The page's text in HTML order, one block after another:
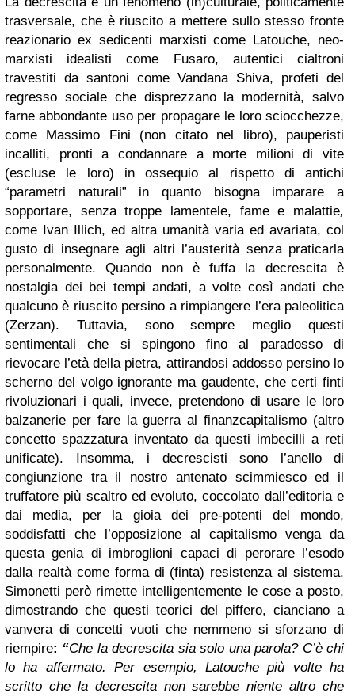
trasversale, che è riuscito a mettere sullo stesso fronte
reazionario ex sedicenti marxisti come Latouche, neo-
marxisti idealisti come Fusaro, autentici cialtroni
travestiti da santoni come Vandana Shiva, profeti del
regresso sociale che disprezzano la modernità, salvo
farne abbondante uso per propagare le loro sciocchezze,
come Massimo Fini (non citato nel libro), pauperisti
incalliti, pronti a condannare a morte milioni di vite
(escluse le loro) in ossequio al rispetto di antichi
“parametri naturali” in quanto bisogna imparare a
sopportare, senza troppe lamentele, fame e malattie,
come Ivan Illich, ed altra umanità varia ed avariata, col
gusto di insegnare agli altri l’austerità senza praticarla
personalmente. Quando non è fuffa la decrescita è
nostalgia dei bei tempi andati, a volte così andati che
qualcuno è riuscito persino a rimpiangere l’era paleolitica
(Zerzan). Tuttavia, sono sempre meglio questi
sentimentali che si spingono fino al paradosso di
rievocare l’età della pietra, attirandosi addosso persino lo
scherno del volgo ignorante ma gaudente, che certi finti
rivoluzionari i quali, invece, pretendono di usare le loro
balzanerie per fare la guerra al finanzcapitalismo (altro
concetto spazzatura inventato da questi imbecilli a reti
unificate). Insomma, i decrescisti sono l’anello di
congiunzione tra il nostro antenato scimmiesco ed il
truffatore più scaltro ed evoluto, coccolato dall’editoria e
dai media, per la gioia dei pre-potenti del mondo,
soddisfatti che l’opposizione al capitalismo venga da
questa genia di imbroglioni capaci di perorare l’esodo
dalla realtà come forma di (finta) resistenza al sistema.
Simonetti però rimette intelligentemente le cose a posto,
dimostrando che questi teorici del piffero, cianciano a
vanvera di concetti vuoti che nemmeno si sforzano di
riempire: “Che la decrescita sia solo una parola? C’è chi
lo ha affermato. Per esempio, Latouche più volte ha
scritto che la decrescita non sarebbe niente altro che